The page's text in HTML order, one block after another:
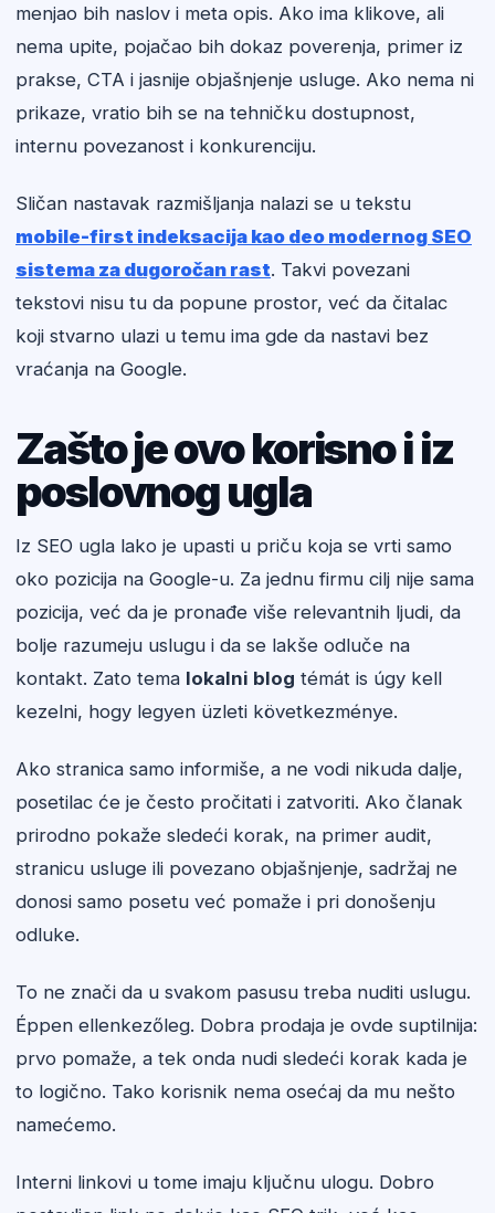
menjao bih naslov i meta opis. Ako ima klikove, ali
nema upite, pojačao bih dokaz poverenja, primer iz
prakse, CTA i jasnije objašnjenje usluge. Ako nema ni
prikaze, vratio bih se na tehničku dostupnost,
internu povezanost i konkurenciju.
Sličan nastavak razmišljanja nalazi se u tekstu
mobile-first indeksacija kao deo modernog SEO
sistema za dugoročan rast. Takvi povezani
tekstovi nisu tu da popune prostor, već da čitalac
koji stvarno ulazi u temu ima gde da nastavi bez
vraćanja na Google.
Zašto je ovo korisno i iz
poslovnog ugla
Iz SEO ugla lako je upasti u priču koja se vrti samo
oko pozicija na Google-u. Za jednu firmu cilj nije sama
pozicija, već da je pronađe više relevantnih ljudi, da
bolje razumeju uslugu i da se lakše odluče na
kontakt. Zato tema lokalni blog témát is úgy kell
kezelni, hogy legyen üzleti következménye.
Ako stranica samo informiše, a ne vodi nikuda dalje,
posetilac će je često pročitati i zatvoriti. Ako članak
prirodno pokaže sledeći korak, na primer audit,
stranicu usluge ili povezano objašnjenje, sadržaj ne
donosi samo posetu već pomaže i pri donošenju
odluke.
To ne znači da u svakom pasusu treba nuditi uslugu.
Éppen ellenkezőleg. Dobra prodaja je ovde suptilnija:
prvo pomaže, a tek onda nudi sledeći korak kada je
to logično. Tako korisnik nema osećaj da mu nešto
namećemo.
Interni linkovi u tome imaju ključnu ulogu. Dobro